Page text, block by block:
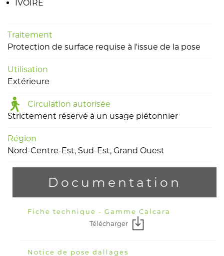
IVOIRE
Traitement
Protection de surface requise à l'issue de la pose
Utilisation
Extérieure
Circulation autorisée
Strictement réservé à un usage piétonnier
Région
Nord-Centre-Est, Sud-Est, Grand Ouest
Documentation
Fiche technique - Gamme Calcara
Télécharger
Notice de pose dallages